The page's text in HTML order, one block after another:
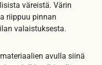
väreistä. Värin
riippuu pinnan
valaistuksesta.
avulla siinä